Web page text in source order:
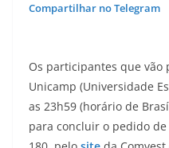
Compartilhar no Telegram
Os participantes que vão
Unicamp (Universidade
as 23h59 (horário de
para concluir o pedido